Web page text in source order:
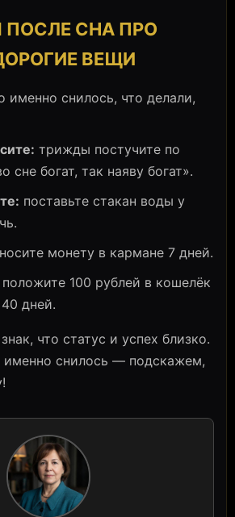
ПОСЛЕ СНА ПРО
ВЕЩИ
именно снилось, что делали,
трижды постучите по
сне богат, так наяву богат».
поставьте стакан воды у
носите монету в кармане 7 дней.
положите 100 рублей в кошелёк
дней.
что статус и успех близко.
именно снилось — подскажем,